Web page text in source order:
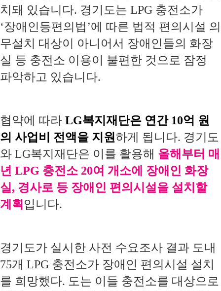
치돼 있습니다. 경기도는 LPG 충전소가
‘장애인등편의법’에 따른 법적 편의시설 의
무설치 대상이 아니어서 장애인들의 화장
실 등 충전소 이용이 불편한 것으로 잠정
파악하고 있습니다.
협약에 따라 LG복지재단은 연간 10억 원
의 사업비 전액을 지원 하게 됩니다. 경기도
와 LG복지재단은 이를 활용해 올해부터 매
년 LPG 충전소 20여 개소에 장애인 화장
실, 경사로 등 장애인 편의시설을 설치할
계획 입니다.
경기도가 실시한 사전 수요조사 결과 도내
75개 LPG 충전소가 장애인 편의시설 설치
를 희망했다. 도는 이들 충전소를 대상으로